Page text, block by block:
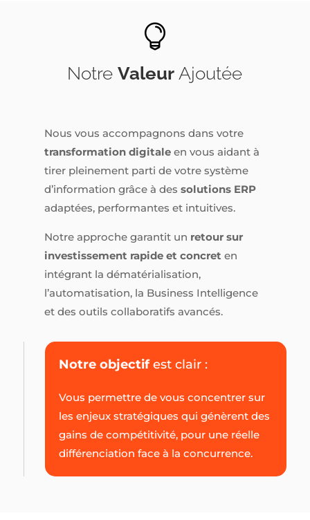

NotreValeur Ajoutée
Nous vous accompagnons dans votre
transformation digitaleen vous aidant à
tirer pleinement parti de votre système
d’information grâce à des solutions ERP
adaptées, performantes et intuitives.
Notre approche garantit un retour sur
investissement rapide et concret en
intégrant la dématérialisation,
l’automatisation, la Business Intelligence
et des outils collaboratifs avancés.
Notre objectifest clair :
Vous permettre de vous concentrer sur
les enjeux stratégiques qui génèrent des
gains de compétitivité, pour une réelle
différenciation face à la concurrence.